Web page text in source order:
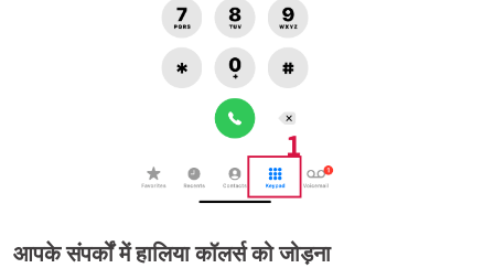
आपके संपर्कों में हालिया कॉलर्स को जोड़ना